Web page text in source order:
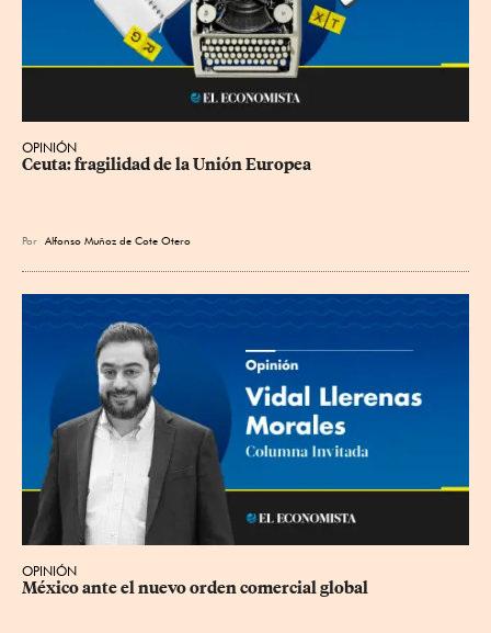
OPINIÓN
Ceuta: fragilidad de la Unión Europea
Por Alfonso Muñoz de Cote Otero
OPINIÓN
México ante el nuevo orden comercial global